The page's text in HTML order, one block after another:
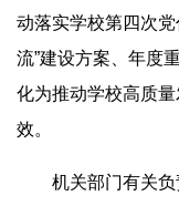
动落实学校第四次党
流”建设方案、年度
化为推动学校高质
效。
机关部门有关